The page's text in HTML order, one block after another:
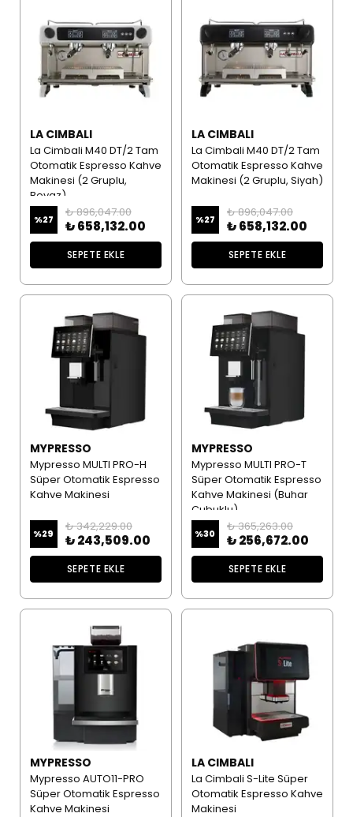
LA CIMBALI
La Cimbali M40 DT/2 Tam
Otomatik Espresso Kahve
Makinesi (2 Gruplu,
Beyaz)
%27
₺ 896,047.00
₺ 658,132.00
SEPETE EKLE
LA CIMBALI
La Cimbali M40 DT/2 Tam
Otomatik Espresso Kahve
Makinesi (2 Gruplu, Siyah)
%27
₺ 896,047.00
₺ 658,132.00
SEPETE EKLE
MYPRESSO
Mypresso MULTI PRO-H
Süper Otomatik Espresso
Kahve Makinesi
%29
₺ 342,229.00
₺ 243,509.00
SEPETE EKLE
MYPRESSO
Mypresso MULTI PRO-T
Süper Otomatik Espresso
Kahve Makinesi (Buhar
Çubuklu)
%30
₺ 365,263.00
₺ 256,672.00
SEPETE EKLE
MYPRESSO
Mypresso AUTO11-PRO
Süper Otomatik Espresso
Kahve Makinesi
LA CIMBALI
La Cimbali S-Lite Süper
Otomatik Espresso Kahve
Makinesi